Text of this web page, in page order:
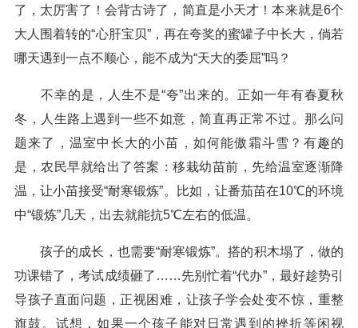
了，太厉害了！会背古诗了，简直是小天才！本来就是6个
大人围着转的“心肝宝贝”，再在夸奖的蜜罐子中长大，倘若
哪天遇到一点不顺心，能不成为“天大的委屈”吗？
不幸的是，人生不是“夸”出来的。正如一年有春夏秋
冬，人生路上遇到一些不如意，简直再正常不过。那么问
题来了，温室中长大的小苗，如何能傲霜斗雪？有趣的
是，农民早就给出了答案：移栽幼苗前，先给温室逐渐降
温，让小苗接受“耐寒锻炼”。比如，让番茄苗在10℃的环境
中“锻炼”几天，出去就能抗5℃左右的低温。
孩子的成长，也需要“耐寒锻炼”。搭的积木塌了，做的
功课错了，考试成绩砸了……先别忙着“代办”，最好趁势引
导孩子直面问题，正视困难，让孩子学会处变不惊，重整
旗鼓。试想，如果一个孩子能对日常遇到的挫折等闲视